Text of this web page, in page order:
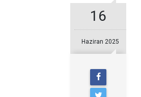
16
Haziran 2025